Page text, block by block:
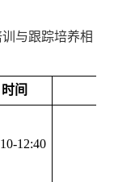
与跟踪培养相
时间
12:40